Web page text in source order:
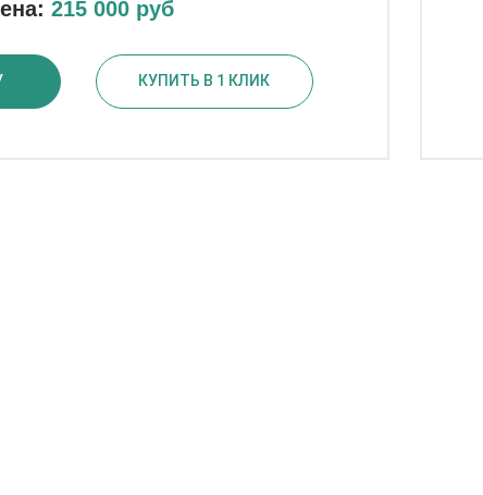
215 000 руб
КУПИТЬ В 1 КЛИК